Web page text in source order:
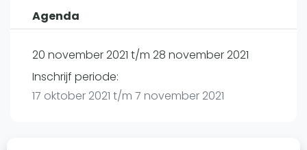
Forum
Blog artikelen
Vragen over padel
Padelgear
Agenda
20 november 2021 t/m 28 november 2021
Inschrijf periode:
17 oktober 2021 t/m 7 november 2021